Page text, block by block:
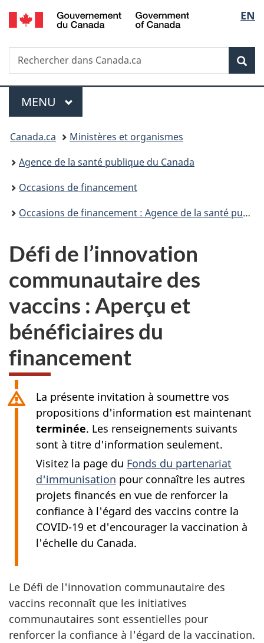
Passer
au
principal
Passer
à
Au
du
Passer
à
version
simplifiée
de
la
EN
Recherche
Rechercher
dans
Menu
MENU PRINCIPAL
Vous
êtes
ici :
Canada.ca
Ministères et organismes
Agence de la santé publique du Canada
Occasions de financement
Occasions de financement : Agence de la santé publique du Canada et Santé Canada
Défi de l’innovation
communautaire des
vaccins : Aperçu et
bénéficiaires du
financement
La présente invitation à soumettre vos
propositions d'information est maintenant
terminée. Les renseignements suivants
sont à titre d'information seulement.
Visitez la page du Fonds du partenariat
d'immunisation pour connaître les autres
projets financés en vue de renforcer la
confiance à l'égard des vaccins contre la
COVID-19 et d'encourager la vaccination à
l'échelle du Canada.
Le Défi de l'innovation communautaire des
vaccins reconnaît que les initiatives
communautaires sont essentielles pour
renforcer la confiance à l'égard de la vaccination.